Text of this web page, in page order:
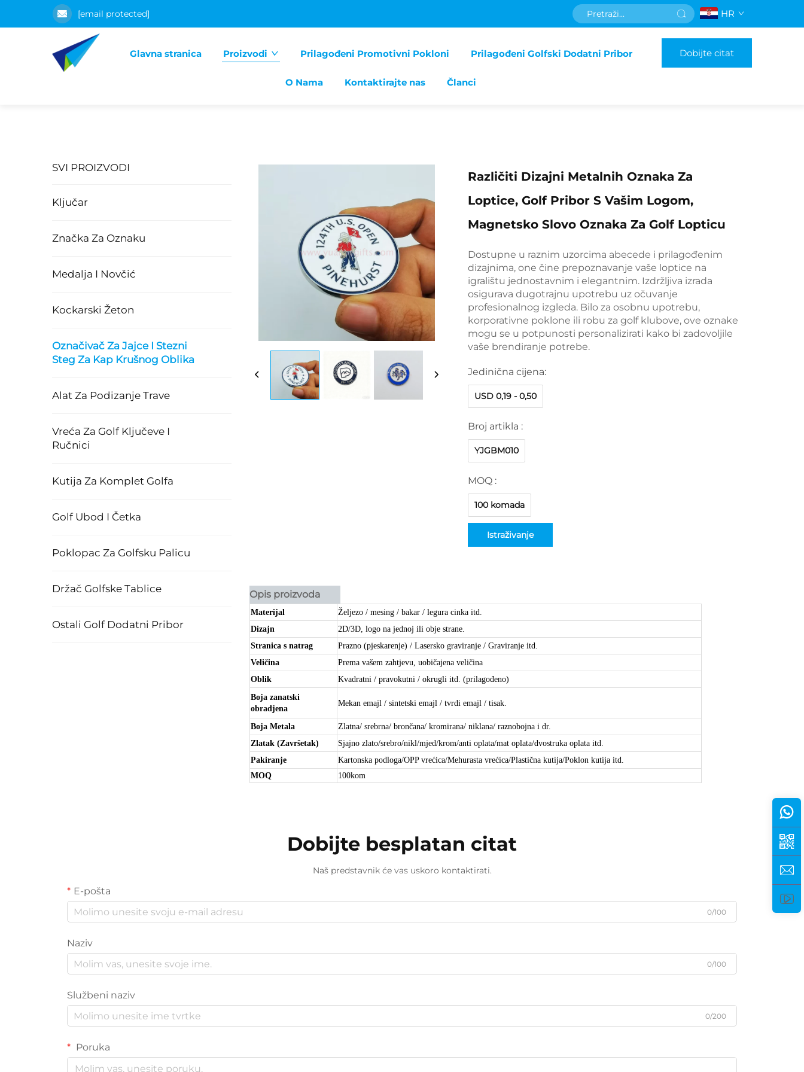
[email protected] HR
Glavna stranica Proizvodi Prilagođeni Promotivni Pokloni Prilagođeni Golfski Dodatni Pribor
O Nama Kontaktirajte nas Članci
Dobijte citat
SVI PROIZVODI
Ključar
Značka Za Oznaku
Medalja I Novčić
Kockarski Žeton
Označivač Za Jajce I Stezni
Steg Za Kap Krušnog Oblika
Alat Za Podizanje Trave
Vreća Za Golf Ključeve I
Ručnici
Kutija Za Komplet Golfa
Golf Ubod I Četka
Poklopac Za Golfsku Palicu
Držač Golfske Tablice
Ostali Golf Dodatni Pribor
Različiti Dizajni Metalnih Oznaka Za
Loptice, Golf Pribor S Vašim Logom,
Magnetsko Slovo Oznaka Za Golf Lopticu
Dostupne u raznim uzorcima abecede i prilagođenim
dizajnima, one čine prepoznavanje vaše loptice na
igralištu jednostavnim i elegantnim. Izdržljiva izrada
osigurava dugotrajnu upotrebu uz očuvanje
profesionalnog izgleda. Bilo za osobnu upotrebu,
korporativne poklone ili robu za golf klubove, ove oznake
mogu se u potpunosti personalizirati kako bi zadovoljile
vaše brendiranje potrebe.
Jedinična cijena:
USD 0,19 - 0,50
Broj artikla :
YJGBM010
MOQ :
100 komada
Istraživanje
Opis proizvoda
Materijal
Željezo / mesing / bakar / legura cinka itd.
Dizajn
2D/3D, logo na jednoj ili obje strane.
Stranica s natrag
Prazno (pjeskarenje) / Lasersko graviranje / Graviranje itd.
Veličina
Prema vašem zahtjevu, uobičajena veličina
Oblik
Kvadratni / pravokutni / okrugli itd. (prilagođeno)
Boja zanatski
obradjena
Mekan emajl / sintetski emajl / tvrdi emajl / tisak.
Boja Metala
Zlatna/ srebrna/ brončana/ kromirana/ niklana/ raznobojna i dr.
Zlatak (Završetak)
Sjajno zlato/srebro/nikl/mjed/krom/anti oplata/mat oplata/dvostruka oplata itd.
Pakiranje
Kartonska podloga/OPP vrećica/Mehurasta vrećica/Plastična kutija/Poklon kutija itd.
MOQ
100kom
Dobijte besplatan citat
Naš predstavnik će vas uskoro kontaktirati.
E-pošta
0/100
Naziv
0/100
Službeni naziv
0/200
Poruka